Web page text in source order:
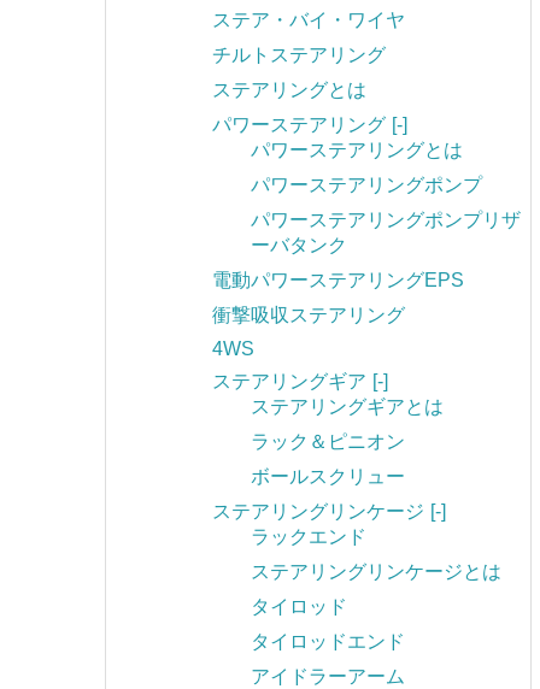
ステア・バイ・ワイヤ
チルトステアリング
ステアリングとは
パワーステアリング [-]
パワーステアリングとは
パワーステアリングポンプ
パワーステアリングポンプリザ
ーバタンク
電動パワーステアリングEPS
衝撃吸収ステアリング
4WS
ステアリングギア [-]
ステアリングギアとは
ラック＆ピニオン
ボールスクリュー
ステアリングリンケージ [-]
ラックエンド
ステアリングリンケージとは
タイロッド
タイロッドエンド
アイドラーアーム